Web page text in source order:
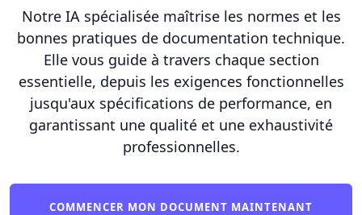
Notre IA spécialisée maîtrise les normes et les
bonnes pratiques de documentation technique.
Elle vous guide à travers chaque section
essentielle, depuis les exigences fonctionnelles
jusqu'aux spécifications de performance, en
garantissant une qualité et une exhaustivité
professionnelles.
COMMENCER MON DOCUMENT MAINTENANT